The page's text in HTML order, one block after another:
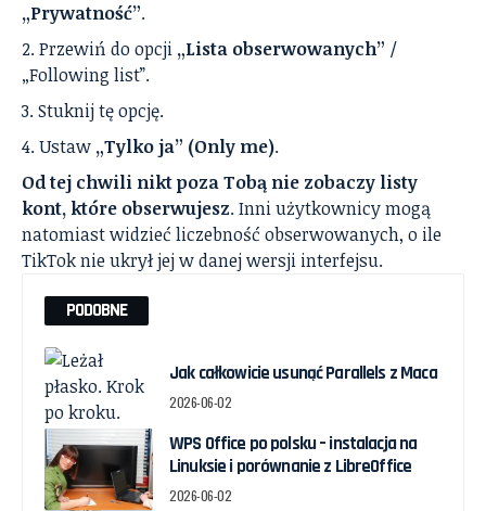
„Prywatność”.
Przewiń do opcji „Lista obserwowanych” /
„Following list”.
Stuknij tę opcję.
Ustaw „Tylko ja” (Only me).
Od tej chwili nikt poza Tobą nie zobaczy listy
kont, które obserwujesz. Inni użytkownicy mogą
natomiast widzieć liczebność obserwowanych, o ile
TikTok nie ukrył jej w danej wersji interfejsu.
PODOBNE
Jak całkowicie usunąć Parallels z Maca
2026-06-02
WPS Office po polsku – instalacja na
Linuksie i porównanie z LibreOffice
2026-06-02